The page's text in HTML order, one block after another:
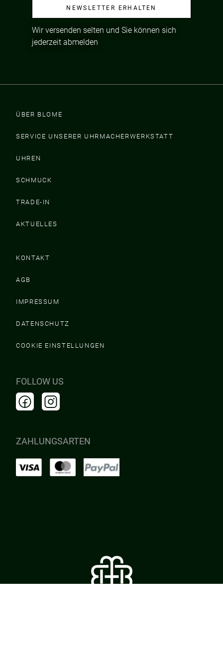
NEWSLETTER ERHALTEN
Wir versenden selten und Sie können sich
jederzeit abmelden
ÜBER BLOME
SERVICE UNSERER UHRMACHERWERKSTATT
UHREN
SCHMUCK
TRADE-IN
AKTUELLES
KONTAKT
AGB
IMPRESSUM
DATENSCHUTZ
COOKIE EINSTELLUNGEN
FOLLOW US
ZAHLUNGSARTEN